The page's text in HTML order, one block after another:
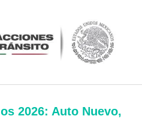
2026: Auto Nuevo,